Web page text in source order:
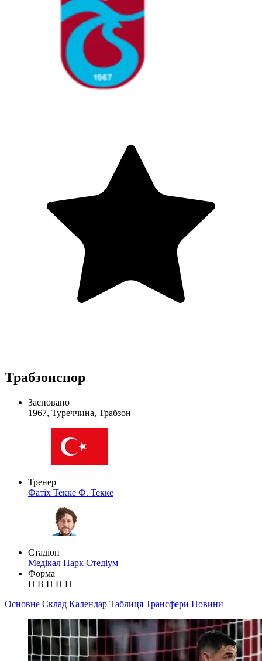
Трабзонспор
Засновано
1967, Туреччина, Трабзон
Тренер
Фатіх Текке Ф. Текке
Стадіон
Медікал Парк Стедіум
Форма
П В Н П Н
Основне Склад Календар Таблиця Трансфери Новини